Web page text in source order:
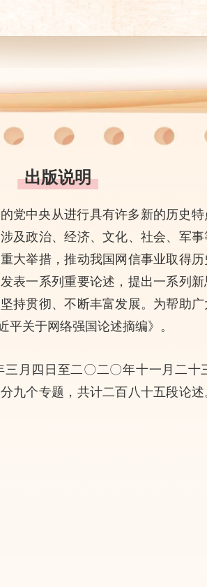
出版说明
党中央从进行具有许多新的历史
及政治、经济、文化、社会、军
大举措，推动我国网信事业取得
表一系列重要论述，提出一系列
持贯彻、不断丰富发展。为帮助
关于网络强国论述摘编》。
月四日至二〇二〇年十一月二十
九个专题，共计二百八十五段论